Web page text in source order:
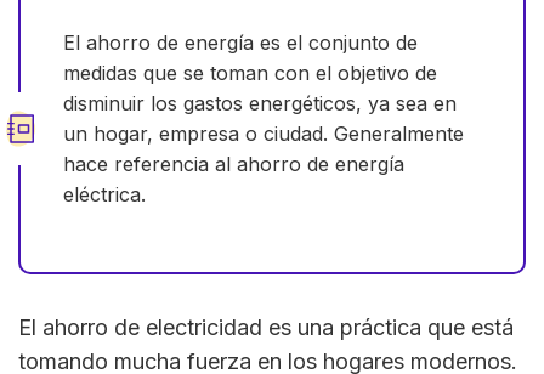
El ahorro de energía es el conjunto de
medidas que se toman con el objetivo de
disminuir los gastos energéticos, ya sea en
un hogar, empresa o ciudad. Generalmente
hace referencia al ahorro de energía
eléctrica.
El ahorro de electricidad es una práctica que está
tomando mucha fuerza en los hogares modernos.